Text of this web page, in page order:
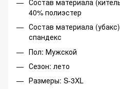
40% полиэстер
Состав материала
спандекс
Пол: Мужской
Сезон: лето
Размеры: S-3XL